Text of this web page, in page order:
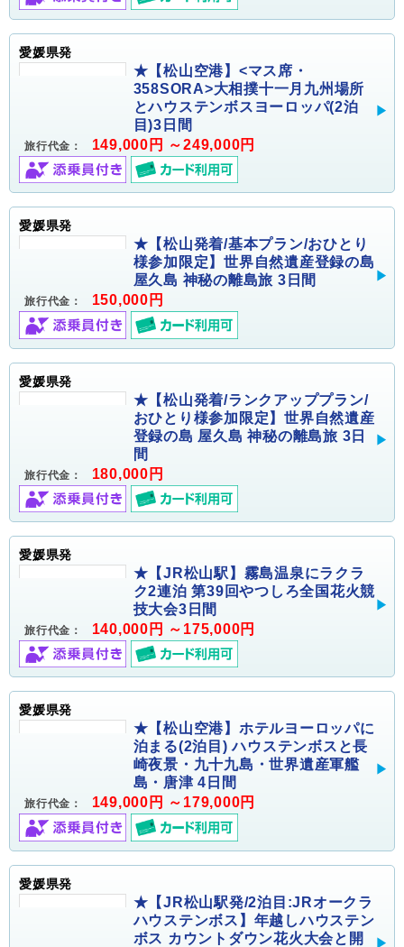
愛媛県発
★【松山空港】<マス席・
358SORA>大相撲十一月九州場所
とハウステンボスヨーロッパ(2泊
目)3日間
旅行代金： 149,000円 ～249,000円
愛媛県発
★【松山発着/基本プラン/おひとり
様参加限定】世界自然遺産登録の島
屋久島 神秘の離島旅 3日間
旅行代金： 150,000円
愛媛県発
★【松山発着/ランクアッププラン/
おひとり様参加限定】世界自然遺産
登録の島 屋久島 神秘の離島旅 3日
間
旅行代金： 180,000円
愛媛県発
★【JR松山駅】霧島温泉にラクラ
ク2連泊 第39回やつしろ全国花火競
技大会3日間
旅行代金： 140,000円 ～175,000円
愛媛県発
★【松山空港】ホテルヨーロッパに
泊まる(2泊目) ハウステンボスと長
崎夜景・九十九島・世界遺産軍艦
島・唐津 4日間
旅行代金： 149,000円 ～179,000円
愛媛県発
★【JR松山駅発/2泊目:JRオークラ
ハウステンボス】年越しハウステン
ボス カウントダウン花火大会と開